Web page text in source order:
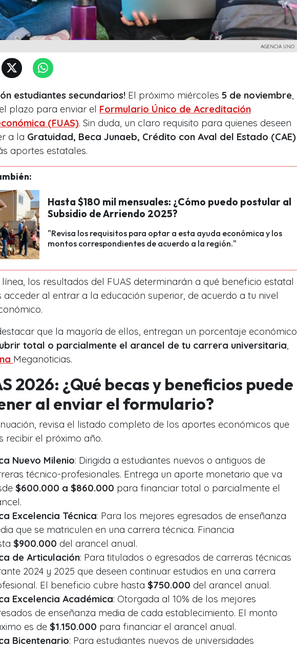
AGENCIA UNO
estudiantes secundarios! El próximo miércoles 5 de noviembre
plazo para enviar el Formulario Único de Acreditación
(FUAS). Sin duda, un claro requisito para quienes deseen
a la Gratuidad, Beca Junaeb, Crédito con Aval del Estado (CAE)
aportes estatales.
Hasta $180 mil mensuales: ¿Cómo puedo postular al
Subsidio de Arriendo 2025?
"Revisa los requisitos para optar a esta ayuda económica y los
montos correspondientes de acuerdo a la región."
línea, los resultados del FUAS determinarán a qué beneficio estatal
acceder al entrar a la educación superior, de acuerdo a tu nivel
que la mayoría de ellos, entregan un porcentaje económico
total o parcialmente el arancel de tu carrera universitaria
Meganoticias.
2026: ¿Qué becas y beneficios puede
al enviar el formulario?
revisa el listado completo de los aportes económicos que
recibir el próximo año.
Nuevo Milenio: Dirigida a estudiantes nuevos o antiguos de
técnico-profesionales. Entrega un aporte monetario que va
$600.000 a $860.000 para financiar total o parcialmente el
Excelencia Técnica: Para los mejores egresados de enseñanza
que se matriculen en una carrera técnica. Financia
$900.000 del arancel anual.
de Articulación: Para titulados o egresados de carreras técnicas
2024 y 2025 que deseen continuar estudios en una carrera
El beneficio cubre hasta $750.000 del arancel anual.
Excelencia Académica: Otorgada al 10% de los mejores
de enseñanza media de cada establecimiento. El monto
es de $1.150.000 para financiar el arancel anual.
Bicentenario: Para estudiantes nuevos de universidades